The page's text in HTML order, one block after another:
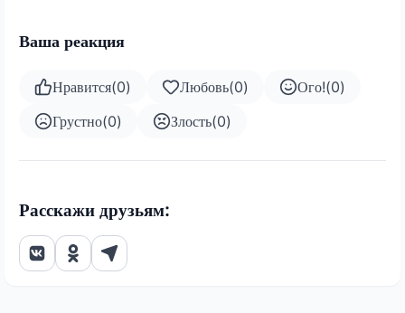
Ваша реакция
Нравится(0) Любовь(0) Ого!(0)
Грустно(0) Злость(0)
Расскажи друзьям: